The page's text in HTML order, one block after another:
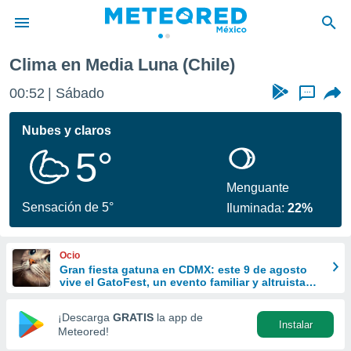
de
ha sido
calidad.
a este
las
y
forma
digital
basada
Clima en Media Luna (Chile)
00:52 Sábado ...
Nubes y claros
5°
Sensación de 5°
Menguante
Iluminada:22%
Ocio
Gran fiesta gatuna en CDMX: este 9 de agosto
vive el GatoFest, un evento familiar y altruista
¡Descarga GRATIS la app de
Meteored!
Instalar